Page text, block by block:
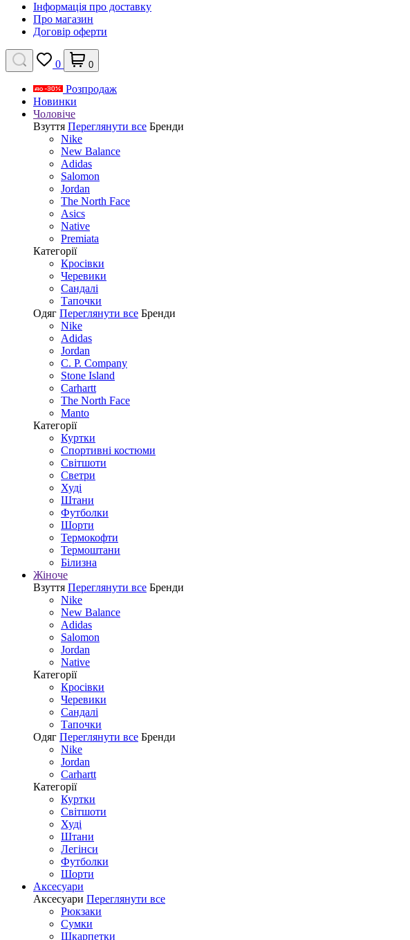
Інформація про доставку
Про магазин
Договір оферти
0 0
Розпродаж
Новинки
Чоловіче
Взуття Переглянути все Бренди
Nike
New Balance
Adidas
Salomon
Jordan
The North Face
Asics
Native
Premiata
Категорії
Кросівки
Черевики
Сандалі
Tапочки
Одяг Переглянути все Бренди
Nike
Adidas
Jordan
C. P. Company
Stone Island
Carhartt
The North Face
Manto
Категорії
Куртки
Спортивні костюми
Світшоти
Светри
Худі
Штани
Футболки
Шорти
Термокофти
Термоштани
Білизна
Жіноче
Взуття Переглянути все Бренди
Nike
New Balance
Adidas
Salomon
Jordan
Native
Категорії
Кросівки
Черевики
Сандалі
Tапочки
Одяг Переглянути все Бренди
Nike
Jordan
Carhartt
Категорії
Куртки
Світшоти
Худі
Штани
Легінси
Футболки
Шорти
Аксесуари
Аксесуари Переглянути все
Рюкзаки
Сумки
Шкарпетки